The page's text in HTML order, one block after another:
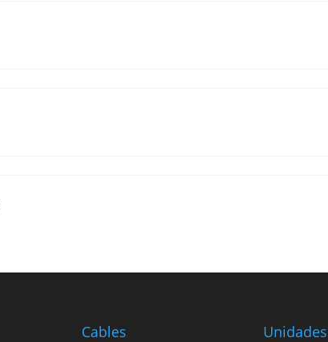
Cables